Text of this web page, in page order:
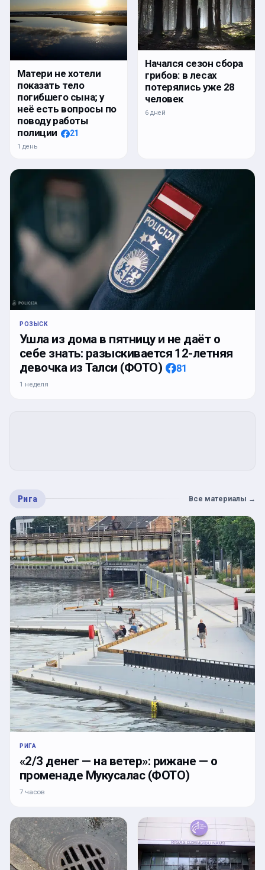
Матери не хотели
показать тело
погибшего сына; у
неё есть вопросы по
поводу работы
полиции
21
1 день
Начался сезон сбора
грибов: в лесах
потерялись уже 28
человек
6 дней
РОЗЫСК
Ушла из дома в пятницу и не даёт о
себе знать: разыскивается 12-летняя
девочка из Талси (ФОТО)
81
1 неделя
Рига Все материалы →
РИГА
«2/3 денег — на ветер»: рижане — о
променаде Мукусалас (ФОТО)
7 часов